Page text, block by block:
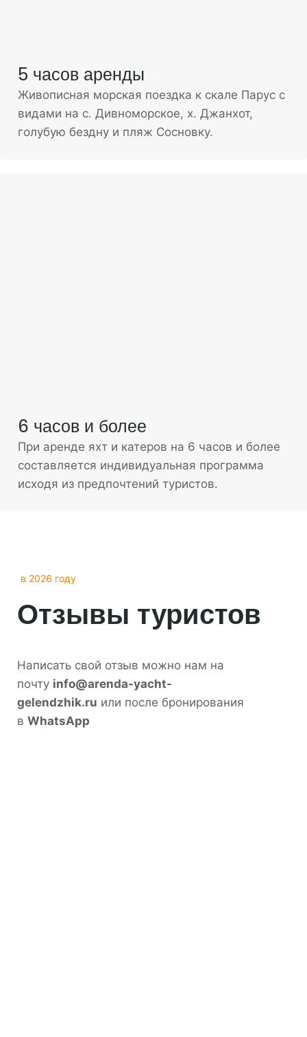
5 часов аренды
Живописная морская поездка к скале Парус с
видами на с. Дивноморское, х. Джанхот,
голубую бездну и пляж Сосновку.
6 часов и более
При аренде яхт и катеров на 6 часов и более
составляется индивидуальная программа
исходя из предпочтений туристов.
в 2026 году
Отзывы туристов
Написать свой отзыв можно нам на
почту info@arenda-yacht-
gelendzhik.ru или после бронирования
в WhatsApp